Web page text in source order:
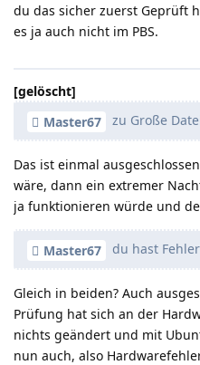
du das sicher zuerst Geprüft
es ja auch nicht im PBS.
[gelöscht]
Master67
zu Große
Das ist einmal
wäre, dann ein extremer
ja funktionieren würde und
Master67 du hast
Gleich in beiden? Auch
Prüfung hat sich an der
nichts geändert und mit
nun auch, also